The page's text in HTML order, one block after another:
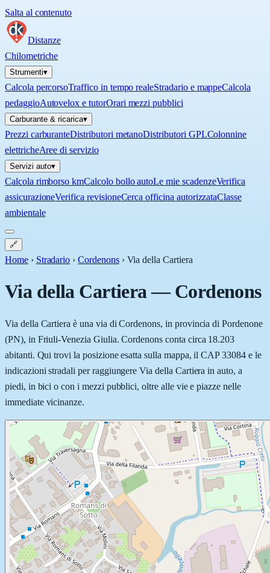
Salta al contenuto
Distanze
Chilometriche
Strumenti▾
Calcola percorsoTraffico in tempo realeStradario e mappeCalcola
pedaggioAutovelox e tutorOrari mezzi pubblici
Carburante & ricarica▾
Prezzi carburanteDistributori metanoDistributori GPLColonnine
elettricheAree di servizio
Servizi auto▾
Calcola rimborso kmCalcolo bollo autoLe mie scadenzeVerifica
assicurazioneVerifica revisioneCerca officina autorizzataClasse
ambientale
🔗
Home › Stradario › Cordenons › Via della Cartiera
Via della Cartiera—Cordenons
Via della Cartiera è una via di Cordenons, in provincia di Pordenone
(PN), in Friuli-Venezia Giulia. Cordenons conta circa 18.203
abitanti. Qui trovi la posizione esatta sulla mappa, il CAP 33084 e le
indicazioni stradali per raggiungere Via della Cartiera in auto, a
piedi, in bici o con i mezzi pubblici, oltre alle vie e piazze nelle
immediate vicinanze.